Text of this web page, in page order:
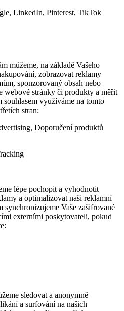
LinkedIn, Pinterest, TikTok
můžeme, na základě Vašeho
zobrazovat reklamy
sponzorovaný obsah nebo
webové stránky či produkty a měřit
souhlasem využíváme na tomto
stran:
Doporučení produktů
lépe pochopit a vyhodnotit
a optimalizovat naši reklamní
synchronizujeme Vaše zašifrované
externími poskytovateli, pokud
sledovat a anonymně
a surfování na našich